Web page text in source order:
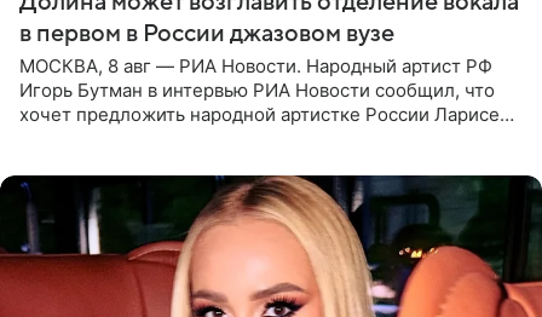
в первом в России джазовом вузе
МОСКВА, 8 авг — РИА Новости. Народный артист РФ
Игорь Бутман в интервью РИА Новости сообщил, что
хочет предложить народной артистке России Ларисе